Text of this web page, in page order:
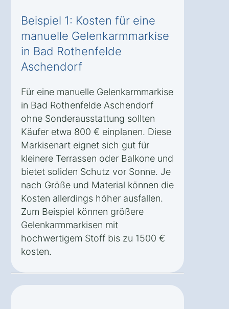
Beispiel 1: Kosten für eine
manuelle Gelenkarmmarkise
in Bad Rothenfelde
Aschendorf
Für eine manuelle Gelenkarmmarkise
in Bad Rothenfelde Aschendorf
ohne Sonderausstattung sollten
Käufer etwa 800 € einplanen. Diese
Markisenart eignet sich gut für
kleinere Terrassen oder Balkone und
bietet soliden Schutz vor Sonne. Je
nach Größe und Material können die
Kosten allerdings höher ausfallen.
Zum Beispiel können größere
Gelenkarmmarkisen mit
hochwertigem Stoff bis zu 1500 €
kosten.